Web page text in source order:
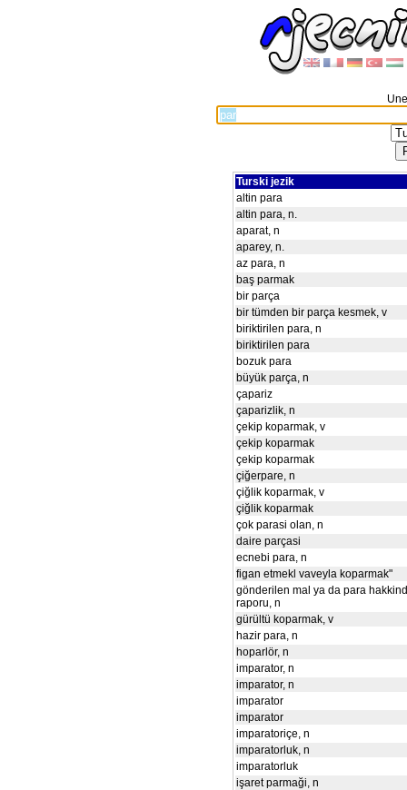
Turski jezik
altin para
altin para, n.
aparat, n
aparey, n.
az para, n
baş parmak
bir parça
bir tümden bir parça kesmek, v
biriktirilen para, n
biriktirilen para
bozuk para
büyük parça, n
çapariz
çaparizlik, n
çekip koparmak, v
çekip koparmak
çekip koparmak
çiğerpare, n
çiğlik koparmak, v
çiğlik koparmak
çok parasi olan, n
daire parçasi
ecnebi para, n
figan etmekl vaveyla koparmak"
gönderilen mal ya da para
raporu, n
gürültü koparmak, v
hazir para, n
hoparlör, n
imparator, n
imparator, n
imparator
imparator
imparatoriçe, n
imparatorluk, n
imparatorluk
işaret parmaği, n